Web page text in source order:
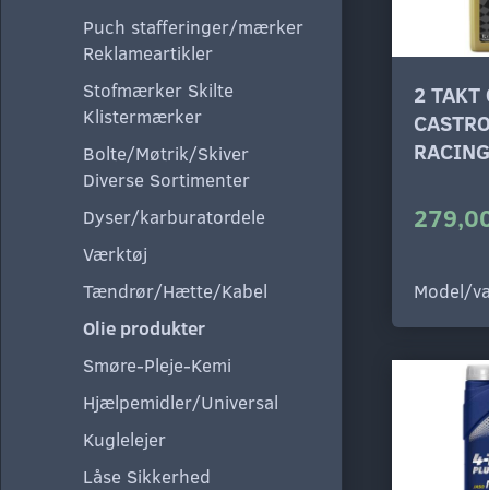
Puch stafferinger/mærker
Reklameartikler
Stofmærker Skilte
Klistermærker
Bolte/Møtrik/Skiver
Diverse Sortimenter
Dyser/karburatordele
Værktøj
Tændrør/Hætte/Kabel
Olie produkter
Smøre-Pleje-Kemi
Hjælpemidler/Universal
Kuglelejer
Låse Sikkerhed
2 TAKT
RACING
Model/